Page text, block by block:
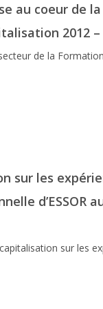
au coeur de
2012
de la
sur les
d’ESSOR
sur les